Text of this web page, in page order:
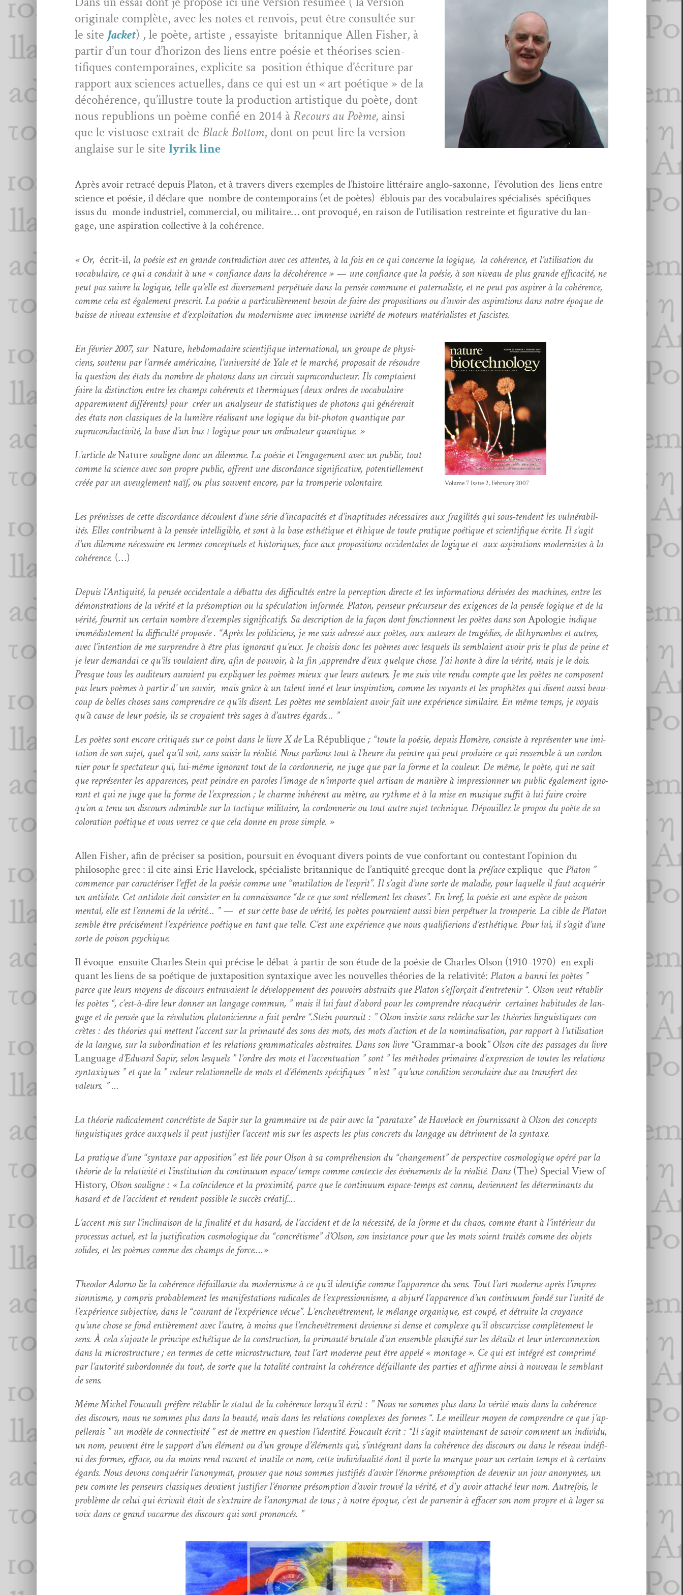
orig­i­nale com­plète, avec les notes et ren­vois, peut être con­sultée sur
le site Jack­et) , le poète, artiste , essay­iste bri­tan­nique Allen Fish­er, à
par­tir d’un tour d’hori­zon des liens entre poésie et théoris­es sci­en­
tifiques con­tem­po­raines, explicite sa posi­tion éthique d’écri­t­ure par
rap­port aux sci­ences actuelles, dans ce qui est un « art poé­tique » de la
déco­hérence, qu’il­lus­tre toute la pro­duc­tion artis­tique du poète, dont
nous repub­lions un poème con­fié en 2014 àRecours au Poème, ain­si
que le vis­tu­ose extrait de Black Bot­tom, dont on peut lire la ver­sion
anglaise sur le site lyrik line
Après avoir retracé depuis Pla­ton, et à tra­vers divers exem­ples de l’his­toire lit­téraire anglo-sax­onne, l’évolution des liens entre
sci­ence et poésie, il déclare que nom­bre de con­tem­po­rains (et de poètes) éblouis par des vocab­u­laires spé­cial­isés spé­ci­fiques
issus du monde indus­triel, com­mer­cial, ou mil­i­taire… ont provo­qué, en rai­son de l’u­til­i­sa­tion restreinte et fig­u­ra­tive du lan­
gage, une aspi­ra­tion col­lec­tive à la cohérence.
« Or, écrit-il, la poésie est en grande con­tra­dic­tion avec ces attentes, à la fois en ce qui con­cerne la logique, la cohérence, et l’utilisation du
vocab­u­laire, ce qui a con­duit à une « con­fi­ance dans la déco­hérence » — une con­fi­ance que la poésie, à son niveau de plus grande effi­cac­ité, ne
peut pas suiv­re la logique, telle qu’elle est diverse­ment per­pé­tuée dans la pen­sée com­mune et pater­nal­iste, et ne peut pas aspir­er à la cohérence,
comme cela est égale­ment pre­scrit. La poésie a par­ti­c­ulière­ment besoin de faire des propo­si­tions ou d’avoir des aspi­ra­tions dans notre époque de
baisse de niveau exten­sive et d’exploitation du mod­ernisme avec immense var­iété de moteurs matéri­al­istes et fascistes.
En févri­er 2007, sur Nature, heb­do­madaire sci­en­tifique inter­na­tion­al, un groupe de physi­
ciens, soutenu par l’ar­mée améri­caine, l’u­ni­ver­sité de Yale et le marché, pro­po­sait de résoudre
la ques­tion des états du nom­bre de pho­tons dans un cir­cuit supra­con­duc­teur. Ils comp­taient
faire la dis­tinc­tion entre les champs cohérents et ther­miques (deux ordres de vocab­u­laire
apparem­ment dif­férents) pour créer un analy­seur de sta­tis­tiques de pho­tons qui génér­erait
des états non clas­siques de la lumière réal­isant une logique du bit-pho­ton quan­tique par
supra­con­duc­tiv­ité, la base d’un bus 1 logique pour un ordi­na­teur quantique. »
L’ar­ti­cle deNaturesouligne donc un dilemme. La poésie et l’en­gage­ment avec un pub­lic, tout
comme la sci­ence avec son pro­pre pub­lic, offrent une dis­cor­dance sig­ni­fica­tive, poten­tielle­ment
créée par un aveu­gle­ment naïf, ou plus sou­vent encore, par la tromperie volontaire.
Vol­ume 7 Issue 2, Feb­ru­ary 2007
Les prémiss­es de cette dis­cor­dance découlent d’une série d’in­ca­pac­ités et d’i­nap­ti­tudes néces­saires aux fragilités qui sous-ten­dent les vul­néra­bil­
ités. Elles con­tribuent à la pen­sée intel­li­gi­ble, et sont à la base esthé­tique et éthique de toute pra­tique poé­tique et sci­en­tifique écrite. Il s’ag­it
d’un dilemme néces­saire en ter­mes con­ceptuels et his­toriques, face aux propo­si­tions occi­den­tales de logique et aux aspi­ra­tions mod­ernistes à la
cohérence. (…)
Depuis l’An­tiq­ui­té, la pen­sée occi­den­tale a débat­tu des dif­fi­cultés entre la per­cep­tion directe et les infor­ma­tions dérivées des machines, entre les
démon­stra­tions de la vérité et la pré­somp­tion ou la spécu­la­tion infor­mée. Pla­ton, penseur précurseur des exi­gences de la pen­sée logique et de la
vérité, four­nit un cer­tain nom­bre d’ex­em­ples sig­ni­fi­cat­ifs. Sa descrip­tion de la façon dont fonc­tion­nent les poètes dans sonApolo­gieindique
immé­di­ate­ment la dif­fi­culté pro­posée . “Après les politi­ciens, je me suis adressé aux poètes, aux auteurs de tragédies, de dithyra­mbes et autres,
avec l’in­ten­tion de me sur­pren­dre à être plus igno­rant qu’eux. Je choi­sis donc les poèmes avec lesquels ils sem­blaient avoir pris le plus de peine et
je leur demandai ce qu’ils voulaient dire, afin de pou­voir, à la fin ‚appren­dre d’eux quelque chose. J’ai honte à dire la vérité, mais je le dois.
Presque tous les audi­teurs auraient pu expli­quer les poèmes mieux que leurs auteurs. Je me suis vite ren­du compte que les poètes ne com­posent
pas leurs poèmes à par­tir d’ un savoir, mais grâce à un tal­ent inné et leur inspi­ra­tion, comme les voy­ants et les prophètes qui dis­ent aus­si beau­
coup de belles choses sans com­pren­dre ce qu’ils dis­ent. Les poètes me sem­blaient avoir fait une expéri­ence sim­i­laire. En même temps, je voy­ais
qu’à cause de leur poésie, ils se croy­aient très sages à d’autres égards… ”
Les poètes sont encore cri­tiqués sur ce point dans le livre X deLa République; “toute la poésie, depuis Homère, con­siste à représen­ter une imi­
ta­tion de son sujet, quel qu’il soit, sans saisir la réal­ité. Nous par­lions tout à l’heure du pein­tre qui peut pro­duire ce qui ressem­ble à un cor­don­
nier pour le spec­ta­teur qui, lui-même igno­rant tout de la cor­don­ner­ie, ne juge que par la forme et la couleur. De même, le poète, qui ne sait
que représen­ter les apparences, peut pein­dre en paroles l’im­age de n’im­porte quel arti­san de manière à impres­sion­ner un pub­lic égale­ment igno­
rant et qui ne juge que la forme de l’ex­pres­sion ; le charme inhérent au mètre, au rythme et à la mise en musique suf­fit à lui faire croire
qu’on a tenu un dis­cours admirable sur la tac­tique mil­i­taire, la cor­don­ner­ie ou tout autre sujet tech­nique. Dépouillez le pro­pos du poète de sa
col­oration poé­tique et vous ver­rez ce que cela donne en prose simple. »
Allen Fish­er, afin de pré­cis­er sa posi­tion, pour­suit en évo­quant divers points de vue con­for­t­ant ou con­tes­tant l’opin­ion du
philosophe grec : il cite ain­si Eric Have­lock, spé­cial­iste bri­tan­nique de l’an­tiq­ui­té grecque dont la pré­faceexplique quePla­ton ”
com­mence par car­ac­téris­er l’ef­fet de la poésie comme une “muti­la­tion de l’e­sprit”. Il s’ag­it d’une sorte de mal­adie, pour laque­lle il faut acquérir
un anti­dote. Cet anti­dote doit con­sis­ter en la con­nais­sance “de ce que sont réelle­ment les choses”. En bref, la poésie est une espèce de poi­son
men­tal, elle est l’en­ne­mi de la vérité… ” — et sur cette base de vérité, les poètes pour­raient aus­si bien per­pétuer la tromperie. La cible de Pla­ton
sem­ble être pré­cisé­ment l’ex­péri­ence poé­tique en tant que telle. C’est une expéri­ence que nous qual­i­fieri­ons d’esthé­tique. Pour lui, il s’ag­it d’une
sorte de poi­son psychique.
Il évoque ensuite Charles Stein qui pré­cise le débat à par­tir de son étude de la poésie de Charles Olson (1910–1970) en expli­
quant les liens de sa poé­tique de jux­ta­po­si­tion syn­tax­ique avec les nou­velles théories de la rel­a­tiv­ité: Pla­ton a ban­ni les poètes ”
parce que leurs moyens de dis­cours entra­vaient le développe­ment des pou­voirs abstraits que Pla­ton s’ef­forçait d’en­tretenir “. Olson veut rétablir
les poètes “, c’est-à-dire leur don­ner un lan­gage com­mun, ” mais il lui faut d’abord pour les com­pren­dre réac­quérir cer­taines habi­tudes de lan­
gage et de pen­sée que la révo­lu­tion pla­toni­ci­enne a fait per­dre “.Stein pour­suit : ” Olson insiste sans relâche sur les théories lin­guis­tiques con­
crètes : des théories qui met­tent l’ac­cent sur la pri­mauté des sons des mots, des mots d’ac­tion et de la nom­i­nal­i­sa­tion, par rap­port à l’u­til­i­sa­tion
de la langue, sur la sub­or­di­na­tion et les rela­tions gram­mat­i­cales abstraites. Dans son livre “Grammar‑a book” Olson cite des pas­sages du livre
Lan­guaged’Ed­ward Sapir, selon lesquels ” l’or­dre des mots et l’ac­cen­tu­a­tion ” sont ” les méth­odes pri­maires d’ex­pres­sion de toutes les rela­tions
syn­tax­iques ” et que la ” valeur rela­tion­nelle de mots et d’élé­ments spé­ci­fiques ” n’est ” qu’une con­di­tion sec­ondaire due au trans­fert des
valeurs. ” …
La théorie rad­i­cale­ment con­crétiste de Sapir sur la gram­maire va de pair avec la “parataxe” de Have­lock en four­nissant à Olson des con­cepts
lin­guis­tiques grâce aux­quels il peut jus­ti­fi­er l’ac­cent mis sur les aspects les plus con­crets du lan­gage au détri­ment de la syntaxe.
La pra­tique d’une “syn­taxe par appo­si­tion” est liée pour Olson à sa com­préhen­sion du “change­ment” de per­spec­tive cos­mologique opéré par la
théorie de la rel­a­tiv­ité et l’in­sti­tu­tion du con­tin­u­um espace/temps comme con­texte des événe­ments de la réal­ité. Dans(The) Spe­cial View of
His­to­ry, Olson souligne : « La coïn­ci­dence et la prox­im­ité, parce que le con­tin­u­um espace-temps est con­nu, devi­en­nent les déter­mi­nants du
hasard et de l’ac­ci­dent et ren­dent pos­si­ble le suc­cès créatif.…
L’ac­cent mis sur l’in­cli­nai­son de la final­ité et du hasard, de l’ac­ci­dent et de la néces­sité, de la forme et du chaos, comme étant à l’in­térieur du
proces­sus actuel, est la jus­ti­fi­ca­tion cos­mologique du “con­crétisme” d’Ol­son, son insis­tance pour que les mots soient traités comme des objets
solides, et les poèmes comme des champs de force.…»
Theodor Adorno lie la cohérence défail­lante du mod­ernisme à ce qu’il iden­ti­fie comme l’apparence du sens. Tout l’art mod­erne après l’im­pres­
sion­nisme, y com­pris prob­a­ble­ment les man­i­fes­ta­tions rad­i­cales de l’ex­pres­sion­nisme, a abjuré l’ap­parence d’un con­tin­u­um fondé sur l’u­nité de
l’ex­péri­ence sub­jec­tive, dans le “courant de l’ex­péri­ence vécue”. L’enchevêtrement, le mélange organique, est coupé, et détru­ite la croy­ance
qu’une chose se fond entière­ment avec l’autre, à moins que l’enchevêtrement devi­enne si dense et com­plexe qu’il obscur­cisse com­plète­ment le
sens. À cela s’a­joute le principe esthé­tique de la con­struc­tion, la pri­mauté bru­tale d’un ensem­ble plan­i­fié sur les détails et leur inter­con­nex­ion
dans la microstruc­ture ; en ter­mes de cette microstruc­ture, tout l’art mod­erne peut être appelé « mon­tage ». Ce qui est inté­gré est com­primé
par l’au­torité sub­or­don­née du tout, de sorte que la total­ité con­traint la cohérence défail­lante des par­ties et affirme ain­si à nou­veau le sem­blant
de sens.
Même Michel Fou­cault préfère rétablir le statut de la cohérence lorsqu’il écrit : ” Nous ne sommes plus dans la vérité mais dans la cohérence
des dis­cours, nous ne sommes plus dans la beauté, mais dans les rela­tions com­plex­es des formes “. Le meilleur moyen de com­pren­dre ce que j’ap­
pellerais ” un mod­èle de con­nec­tiv­ité ” est de met­tre en ques­tion l’i­den­tité. Fou­cault écrit : “Il s’ag­it main­tenant de savoir com­ment un indi­vidu,
un nom, peu­vent être le sup­port d’un élé­ment ou d’un groupe d’élé­ments qui, s’in­té­grant dans la cohérence des dis­cours ou dans le réseau indéfi­
ni des formes, efface, ou du moins rend vacant et inutile ce nom, cette indi­vid­u­al­ité dont il porte la mar­que pour un cer­tain temps et à cer­tains
égards. Nous devons con­quérir l’anony­mat, prou­ver que nous sommes jus­ti­fiés d’avoir l’énorme pré­somp­tion de devenir un jour anonymes, un
peu comme les penseurs clas­siques devaient jus­ti­fi­er l’énorme pré­somp­tion d’avoir trou­vé la vérité, et d’y avoir attaché leur nom. Autre­fois, le
prob­lème de celui qui écrivait était de s’ex­traire de l’anony­mat de tous ; à notre époque, c’est de par­venir à effac­er son nom pro­pre et à loger sa
voix dans ce grand vacarme des dis­cours qui sont prononcés. ”